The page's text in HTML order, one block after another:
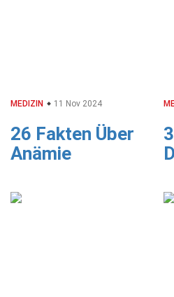
MEDIZIN 11 Nov 2024
26 Fakten Über
Anämie